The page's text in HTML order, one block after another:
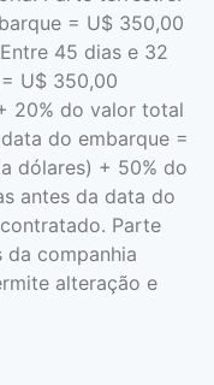
= U$ 350,00
45 dias e 32
U$ 350,00
20% do valor total
do embarque =
dólares) + 50% do
antes da data do
Parte
da companhia
alteração e